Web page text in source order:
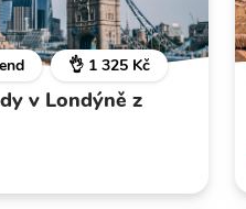
👌 1 325 Kč
v Londýně z